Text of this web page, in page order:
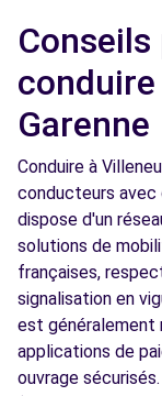
Garenne
Conduire à
conducteurs avec
dispose d'un
solutions de
françaises,
signalisation en
est généralement
applications de
ouvrage